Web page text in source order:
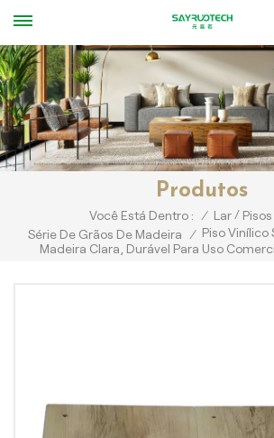
Produtos
Você Está Dentro : / Lar / Pisos
Série De Grãos De Madeira
/ Piso Vinílico
Madeira Clara, Durável Para Uso